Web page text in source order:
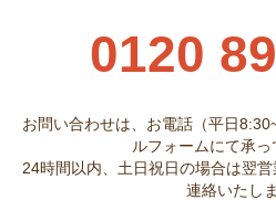
0120
お問い合わせは、お電話（平日
ルフォームにて承っ
24時間以内、土日祝日の場合は翌
連絡いたしま